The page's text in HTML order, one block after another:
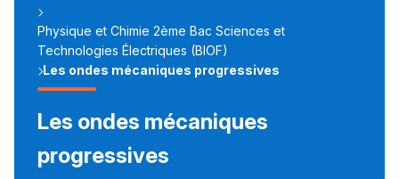
Physique et Chimie 2ème Bac Sciences et
Technologies Électriques (BIOF)
Les ondes mécaniques progressives
Les ondes mécaniques
progressives